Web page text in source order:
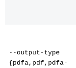
--output-type
{pdfa,pdf,pdfa-